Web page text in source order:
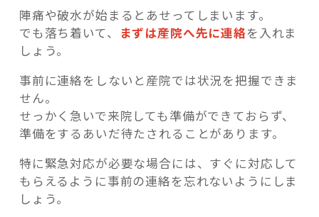
陣痛や破水が始まるとあせってしまいます。
でも落ち着いて、
まずは産院へ先に連絡を入れま
しょう。
事前に連絡をしないと産院では状況を把握できま
せん。
せっかく急いで来院しても準備ができておらず、
準備をするあいだ待たされることがあります。
特に緊急対応が必要な場合には、すぐに対応して
もらえるように事前の連絡を忘れないようにしま
しょう。